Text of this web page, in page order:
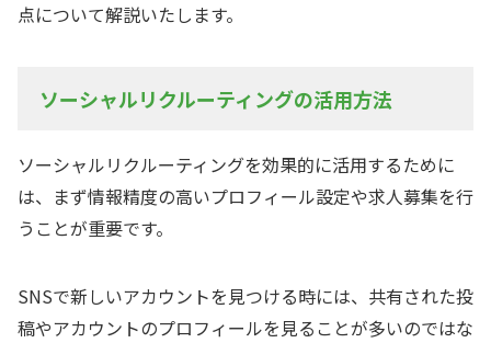
点について解説いたします。
ソーシャルリクルーティングの活用方法
ソーシャルリクルーティングを効果的に活用するために
は、まず情報精度の高いプロフィール設定や求人募集を行
うことが重要です。
SNSで新しいアカウントを見つける時には、共有された投
稿やアカウントのプロフィールを見ることが多いのではな